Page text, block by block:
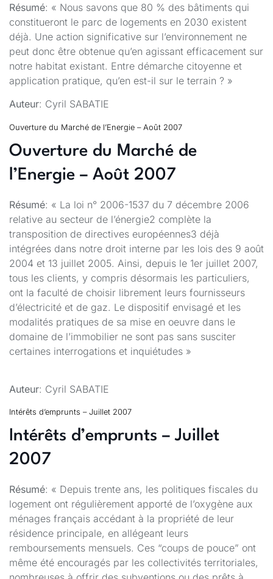
Résumé: « Nous savons que 80 % des bâtiments qui
constitueront le parc de logements en 2030 existent
déjà. Une action significative sur l’environnement ne
peut donc être obtenue qu’en agissant efficacement sur
notre habitat existant. Entre démarche citoyenne et
application pratique, qu’en est-il sur le terrain ? »
Auteur: Cyril SABATIE
Ouverture du Marché de l’Energie – Août 2007
Ouverture du Marché de
l’Energie – Août 2007
Résumé: « La loi n° 2006-1537 du 7 décembre 2006
relative au secteur de l’énergie2 complète la
transposition de directives européennes3 déjà
intégrées dans notre droit interne par les lois des 9 août
2004 et 13 juillet 2005. Ainsi, depuis le 1er juillet 2007,
tous les clients, y compris désormais les particuliers,
ont la faculté de choisir librement leurs fournisseurs
d’électricité et de gaz. Le dispositif envisagé et les
modalités pratiques de sa mise en oeuvre dans le
domaine de l’immobilier ne sont pas sans susciter
certaines interrogations et inquiétudes »
Auteur: Cyril SABATIE
Intérêts d’emprunts – Juillet 2007
Intérêts d’emprunts – Juillet
2007
Résumé: « Depuis trente ans, les politiques fiscales du
logement ont régulièrement apporté de l’oxygène aux
ménages français accédant à la propriété de leur
résidence principale, en allégeant leurs
remboursements mensuels. Ces “coups de pouce” ont
même été encouragés par les collectivités territoriales,